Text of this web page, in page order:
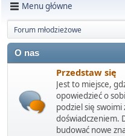
Menu główne
Forum młodzieżowe
O nas
Przedstaw się
Jest to miejsce,
opowiedzieć o
podziel się
doświadczeniem.
budować nowe